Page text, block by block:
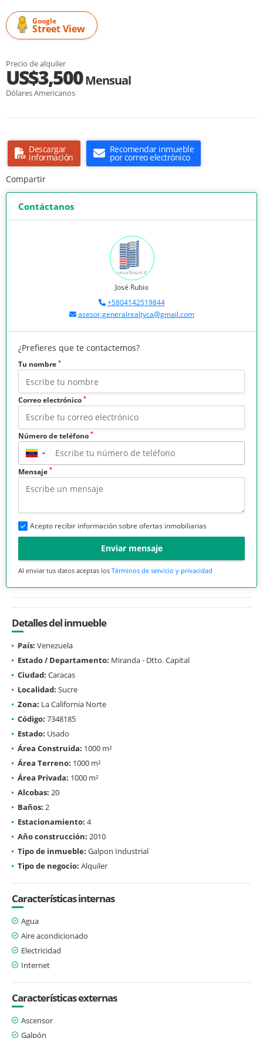
Google
Street View
Precio de alquiler
US$3,500Mensual
Dólares Americanos
Descargar
información
Recomendar inmueble
por correo electrónico
Compartir
Contáctanos
José Rubio
+5804142519844
asesor.generalrealtyca@gmail.com
¿Prefieres que te contactemos?
Tu nombre *
Correo electrónico *
Número de teléfono *
▼
Mensaje *
Acepto recibir información sobre ofertas inmobiliarias
Enviar mensaje
Al enviar tus datos aceptas los Términos de servicio y privacidad
Detalles del inmueble
País: Venezuela
Estado / Departamento: Miranda - Dtto. Capital
Ciudad: Caracas
Localidad: Sucre
Zona: La California Norte
Código: 7348185
Estado: Usado
Área Construida: 1000 m²
Área Terreno: 1000 m²
Área Privada: 1000 m²
Alcobas: 20
Baños: 2
Estacionamiento: 4
Año construcción: 2010
Tipo de inmueble: Galpon Industrial
Tipo de negocio: Alquiler
Características internas
Agua
Aire acondicionado
Electricidad
Internet
Características externas
Ascensor
Galpón